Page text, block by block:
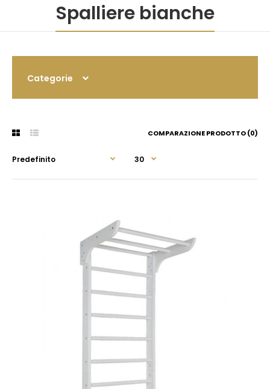
Spalliere bianche
Categorie
COMPARAZIONE PRODOTTO (0)